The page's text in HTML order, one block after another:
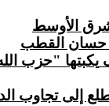
الأوسط
حسان القطب
يكبتها "حزب
إلى تجاوب